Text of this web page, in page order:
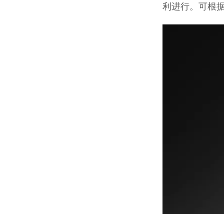
利进行。可根